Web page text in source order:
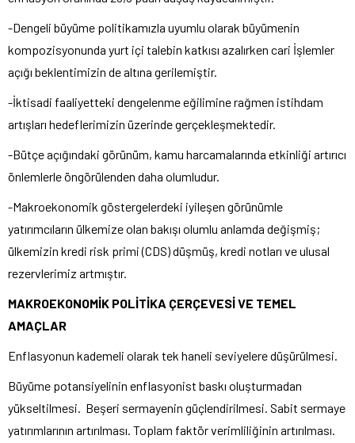
-Dengeli büyüme politikamızla uyumlu olarak büyümenin
kompozisyonunda yurt içi talebin katkısı azalırken cari İşlemler
açığı beklentimizin de altına gerilemiştir.
-İktisadi faaliyetteki dengelenme eğilimine rağmen istihdam
artışları hedeflerimizin üzerinde gerçekleşmektedir.
-Bütçe açığındaki görünüm, kamu harcamalarında etkinliği artırıcı
önlemlerle öngörülenden daha olumludur.
-Makroekonomik göstergelerdeki iyileşen görünümle
yatırımcıların ülkemize olan bakışı olumlu anlamda değişmiş;
ülkemizin kredi risk primi (CDS) düşmüş, kredi notları ve ulusal
rezervlerimiz artmıştır.
MAKROEKONOMİK POLİTİKA ÇERÇEVESİ VE TEMEL
AMAÇLAR
Enflasyonun kademeli olarak tek haneli seviyelere düşürülmesi.
Büyüme potansiyelinin enflasyonist baskı oluşturmadan
yükseltilmesi. Beşeri sermayenin güçlendirilmesi. Sabit sermaye
yatırımlarının artırılması. Toplam faktör verimliliğinin artırılması.